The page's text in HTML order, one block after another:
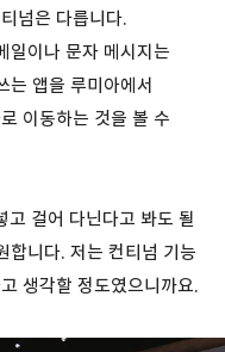
넘은 다릅니다.
일이나 문자 메시지는
는 앱을 루미아에서
이동하는 것을 볼 수
고 걸어 다닌다고 봐도 될
합니다. 저는 컨티넘 기능
생각할 정도였으니까요.